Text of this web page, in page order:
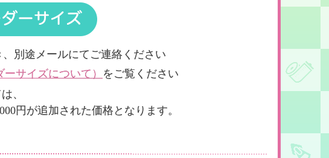
別途メールにてご連絡ください
サイズについて） をご覧ください
、
円が追加された価格となります。